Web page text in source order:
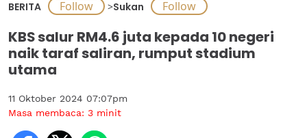
BERITA >Sukan
KBS salur RM4.6 juta kepada 10 negeri
naik taraf saliran, rumput stadium
utama
11 Oktober 2024 07:07pm
Masa membaca: 3 minit